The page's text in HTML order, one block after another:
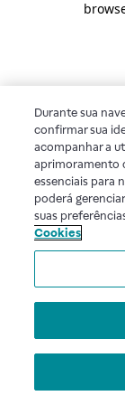
Durante sua
confirmar sua
acompanhar a
aprimoramento
essenciais para
poderá
suas
Cookies